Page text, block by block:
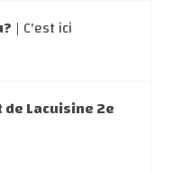
| C'est ici
Lacuisine 2e